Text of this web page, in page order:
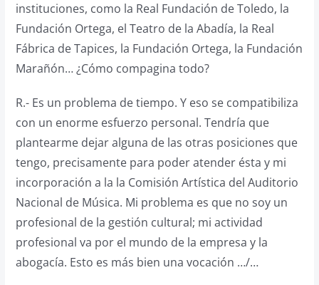
instituciones, como la Real Fundación de Toledo, la
Fundación Ortega, el Teatro de la Abadía, la Real
Fábrica de Tapices, la Fundación Ortega, la Fundación
Marañón… ¿Cómo compagina todo?
R.- Es un problema de tiempo. Y eso se compatibiliza
con un enorme esfuerzo personal. Tendría que
plantearme dejar alguna de las otras posiciones que
tengo, precisamente para poder atender ésta y mi
incorporación a la la Comisión Artística del Auditorio
Nacional de Música. Mi problema es que no soy un
profesional de la gestión cultural; mi actividad
profesional va por el mundo de la empresa y la
abogacía. Esto es más bien una vocación …/…